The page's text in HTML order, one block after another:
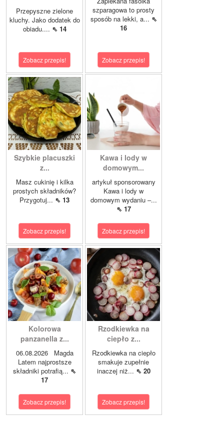
Przepyszne zielone
kluchy. Jako dodatek do
obiadu.... ⇖ 14
Zobacz przepis!
szparagowa to prosty
sposób na lekki, a... ⇖
16
Zobacz przepis!
Szybkie placuszki
z...
Masz cukinię i kilka
prostych składników?
Przygotuj... ⇖ 13
Zobacz przepis!
Kawa i lody w
domowym...
artykuł sponsorowany
Kawa i lody w
domowym wydaniu –...
⇖ 17
Zobacz przepis!
Kolorowa
panzanella z...
06.08.2026 Magda
Latem najprostsze
składniki potrafią... ⇖
17
Zobacz przepis!
Rzodkiewka na
ciepło z...
Rzodkiewka na ciepło
smakuje zupełnie
inaczej niż... ⇖ 20
Zobacz przepis!